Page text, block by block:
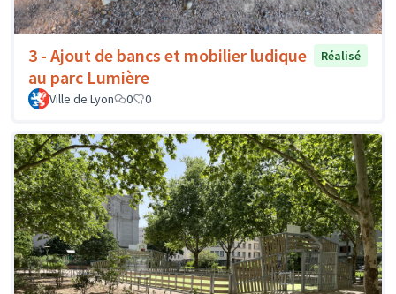
3 - Ajout de bancs et mobilier ludique
au parc Lumière
Réalisé
Ville de Lyon 0 0